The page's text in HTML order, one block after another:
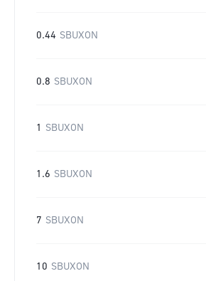
0.44 SBUXON
0.8 SBUXON
1 SBUXON
1.6 SBUXON
7 SBUXON
10 SBUXON